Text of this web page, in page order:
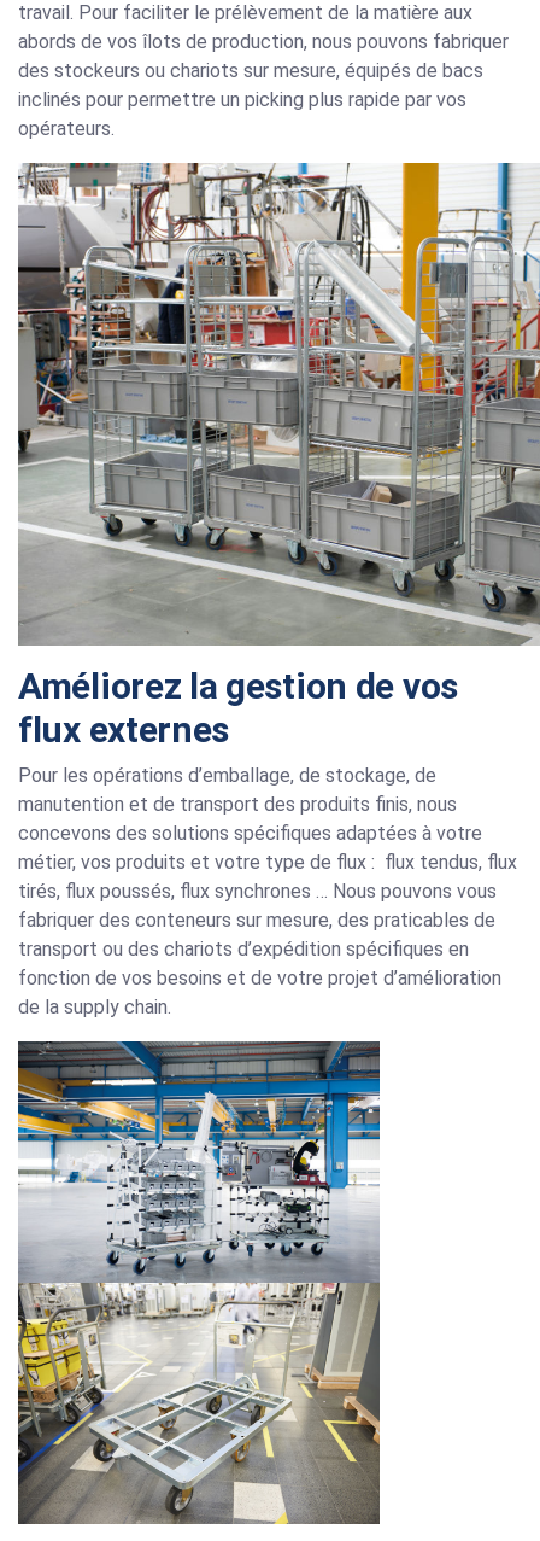
travail. Pour faciliter le prélèvement de la matière aux
abords de vos îlots de production, nous pouvons fabriquer
des stockeurs ou chariots sur mesure, équipés de bacs
inclinés pour permettre un picking plus rapide par vos
opérateurs.
Améliorez la gestion de vos
flux externes
Pour les opérations d’emballage, de stockage, de
manutention et de transport des produits finis, nous
concevons des solutions spécifiques adaptées à votre
métier, vos produits et votre type de flux : flux tendus, flux
tirés, flux poussés, flux synchrones … Nous pouvons vous
fabriquer des conteneurs sur mesure, des praticables de
transport ou des chariots d’expédition spécifiques en
fonction de vos besoins et de votre projet d’amélioration
de la supply chain.